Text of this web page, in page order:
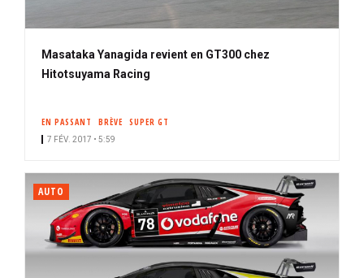
Masataka Yanagida revient en GT300 chez
Hitotsuyama Racing
EN PASSANT BRÈVE SUPER GT
7 FÉV. 2017 • 5:59
AUTO